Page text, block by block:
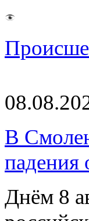
В
падения
Днём 8